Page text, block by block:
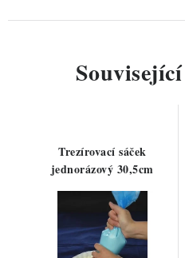
Trezírovací sáček
jednorázový 30,5cm